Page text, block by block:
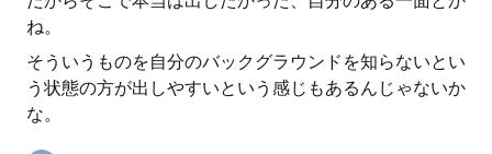
ね。
そういうものを自分のバックグラウンドを知らないとい
う状態の方が出しやすいという感じもあるんじゃないか
な。